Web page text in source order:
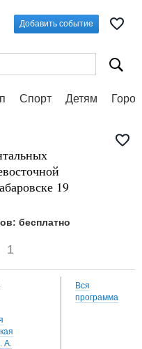
Добавить событие
Спорт Детям
19
бесплатно
1
А.
Вся
программа